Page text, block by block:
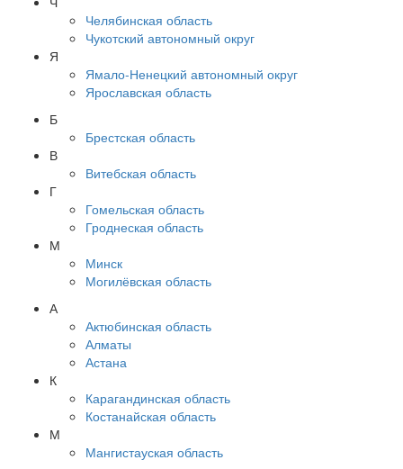
Челябинская область
Чукотский автономный округ
Я
Ямало-Ненецкий автономный округ
Ярославская область
Б
Брестская область
В
Витебская область
Г
Гомельская область
Гроднеская область
М
Минск
Могилёвская область
А
Актюбинская область
Алматы
Астана
К
Карагандинская область
Костанайская область
М
Мангистауская область